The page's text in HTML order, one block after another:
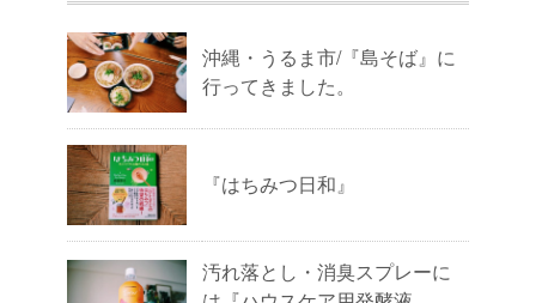
沖縄・うるま市/『島そば』に
行ってきました。
『はちみつ日和』
汚れ落とし・消臭スプレーに